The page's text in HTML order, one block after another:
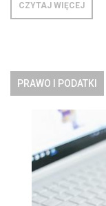
CZYTAJ WIĘCEJ
PRAWO I PODATKI